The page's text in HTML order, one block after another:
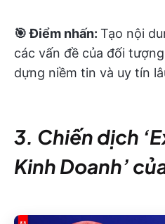
🎯 Điểm nhấn: Tạo nội
các vấn đề của đối
dựng niềm tin và uy tín
3. Chiến dịch
Kinh Doanh’